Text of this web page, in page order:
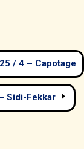
/ 4 – Capotage
Sidi-Fekkar